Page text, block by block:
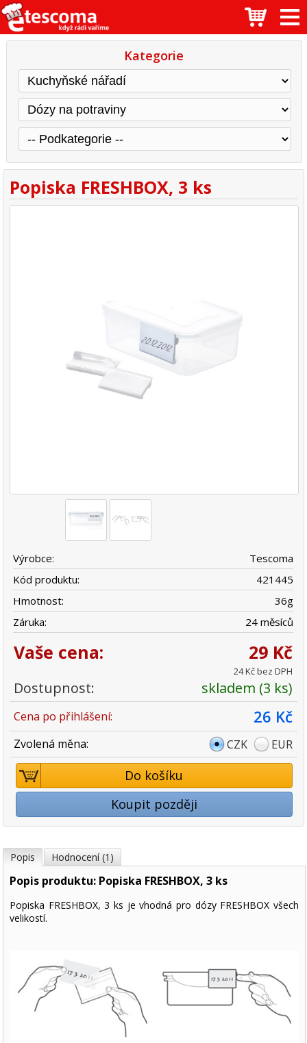
Kategorie
Popiska FRESHBOX, 3 ks
Výrobce:
Tescoma
Kód produktu:
421445
Hmotnost:
36g
Záruka:
24 měsíců
Vaše cena: 29 Kč
24 Kč bez DPH
Dostupnost: skladem (3 ks)
Cena po přihlášení: 26 Kč
Zvolená měna: CZK EUR
Do košíku
Koupit později
Popis Hodnocení (1)
Popis produktu: Popiska FRESHBOX, 3 ks
Popiska FRESHBOX, 3 ks je vhodná pro dózy FRESHBOX všech
velikostí.